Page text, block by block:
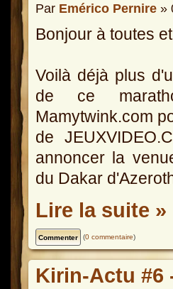
Par Emérico Pernire »
Bonjour à toutes
Voilà déjà plus
de ce
Mamytwink.com
de
annoncer la
du Dakar
Lire la suite »
(0 commentaire)
Kirin-Actu #6